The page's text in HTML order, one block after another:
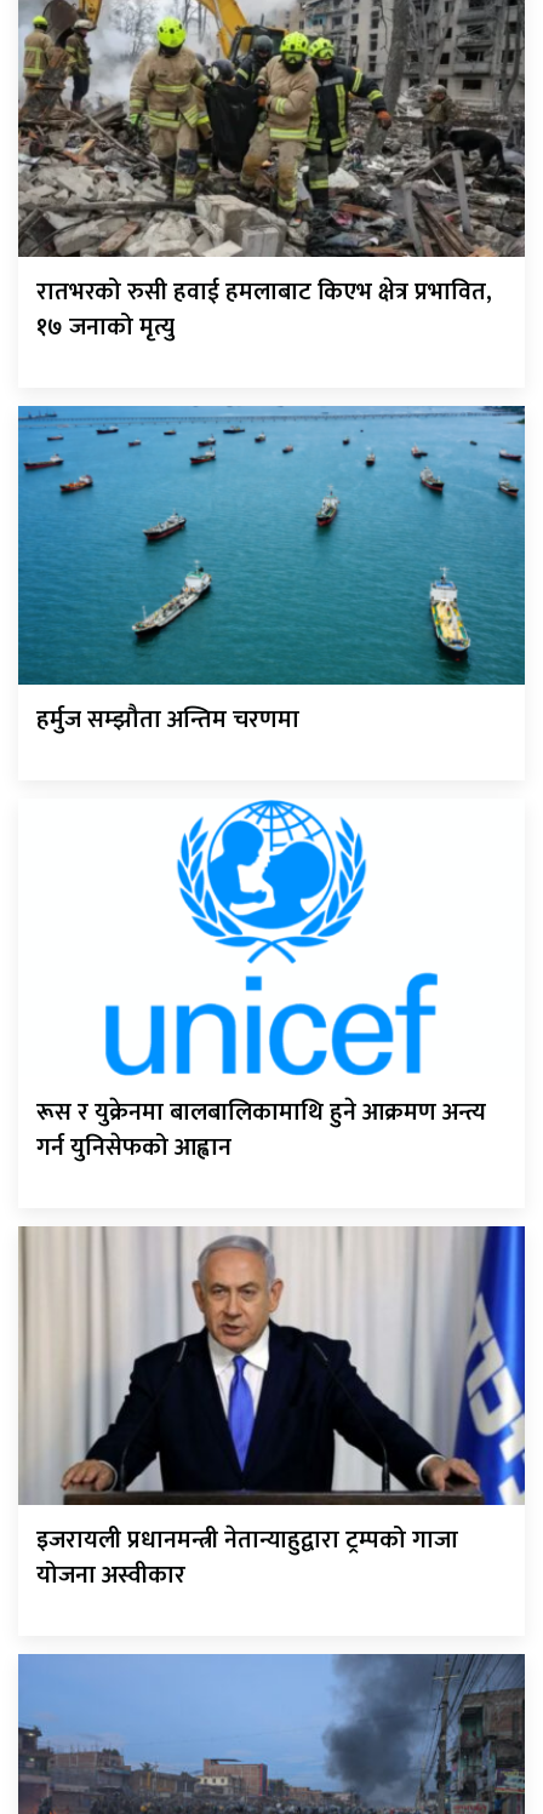
रातभरको रुसी हवाई हमलाबाट किएभ क्षेत्र प्रभावित,
१७ जनाको मृत्यु
हर्मुज सम्झौता अन्तिम चरणमा
रूस र युक्रेनमा बालबालिकामाथि हुने आक्रमण अन्त्य
गर्न युनिसेफको आह्वान
इजरायली प्रधानमन्त्री नेतान्याहुद्वारा ट्रम्पको गाजा
योजना अस्वीकार